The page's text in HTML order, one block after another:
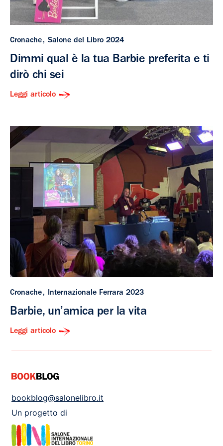
Cronache Salone del Libro 2024
Dimmi qual è la tua Barbie preferita e ti
dirò chi sei
Leggi articolo
Cronache Internazionale Ferrara 2023
Barbie, un’amica per la vita
Leggi articolo
bookblog@salonelibro.it
Un progetto di